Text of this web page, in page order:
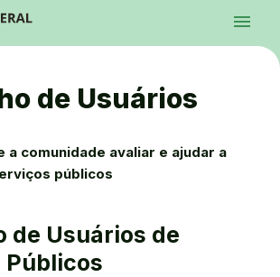
menu
InstagramTwitter/XFacebook
de Usuários
a comunidade avaliar e ajudar a
públicos
de Usuários de
Públicos